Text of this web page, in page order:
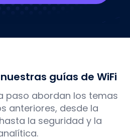
guías de WiFi
paso abordan los temas
anteriores, desde la
la seguridad y la